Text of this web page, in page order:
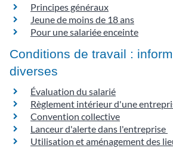
Principes généraux
Jeune de moins de 18 ans
Pour une salariée enceinte
Conditions de travail :
diverses
Évaluation du salarié
Règlement intérieur d'une
Convention collective
Lanceur d'alerte dans l'entreprise
Utilisation et aménagement des